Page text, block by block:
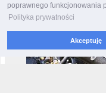
poprawnego funkcjonowania
Polityka prywatności
Akceptuję